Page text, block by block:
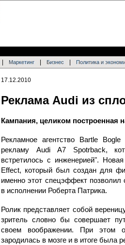
Маркетинг Бизнес Политика и
17.12.2010
Реклама Audi из
Кампания, целиком построенная
Рекламное агентство Bartle
рекламу Audi A7 Spotrback,
встретилось с инженерией".
Effect, который был создан для
именно этот спецэффект позволил
в исполнении Роберта Патрика.
Ролик представляет собой
зритель словно бы совершает
своем воображении. При этом
зародилась в мозге и в итоге была